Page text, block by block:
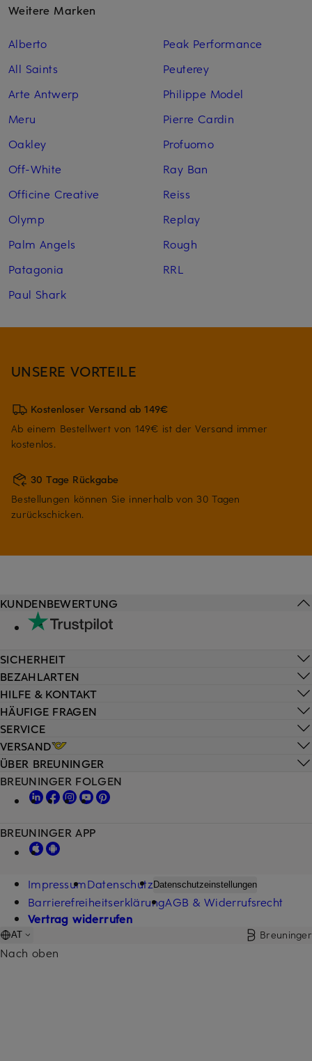
Weitere Marken
Alberto
All Saints
Arte Antwerp
Meru
Oakley
Off-White
Officine Creative
Olymp
Palm Angels
Patagonia
Paul Shark
Peak Performance
Peuterey
Philippe Model
Pierre Cardin
Profuomo
Ray Ban
Reiss
Replay
Rough
RRL
UNSERE VORTEILE
Kostenloser Versand ab 149€
Ab einem Bestellwert von 149€ ist der Versand immer
kostenlos.
30 Tage Rückgabe
Bestellungen können Sie innerhalb von 30 Tagen
zurückschicken.
HILFE & KONTAKT
HÄUFIGE FRAGEN
SERVICE
VERSAND
KUNDENBEWERTUNG
SICHERHEIT
BEZAHLARTEN
ÜBER BREUNINGER
BREUNINGER FOLGEN
BREUNINGER APP
ImpressumDatenschutz Datenschutzeinstellungen
BarrierefreiheitserklärungAGB & Widerrufsrecht
Vertrag widerrufen
AT Breuninger
Nach oben